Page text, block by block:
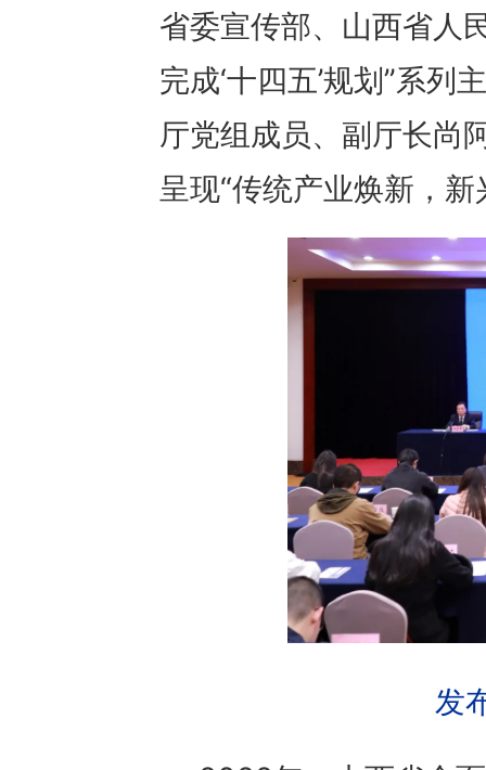
省委宣传部、山西省人
完成‘十四五’规划”系
厅党组成员、副厅长尚
呈现“传统产业焕新，
发